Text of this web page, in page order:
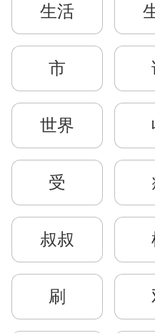
生活
市
世界
受
叔叔
刷